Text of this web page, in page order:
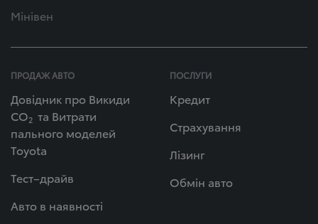
Мінівен
ПРОДАЖ АВТО
Довідник про Викиди
СО2 та Витрати
пального моделей
Toyota
Тест–драйв
Авто в наявності
ПОСЛУГИ
Кредит
Страхування
Лізинг
Обмін авто